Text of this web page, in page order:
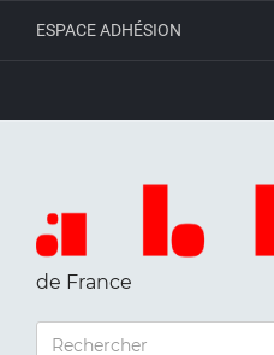
ESPACE ADHÉSION
de France
RECHERCHER